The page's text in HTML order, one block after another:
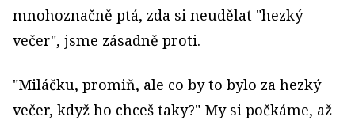
mnohoznačně ptá, zda si neudělat "hezký
večer", jsme zásadně proti.
"Miláčku, promiň, ale co by to bylo za hezký
večer, když ho chceš taky?" My si počkáme, až